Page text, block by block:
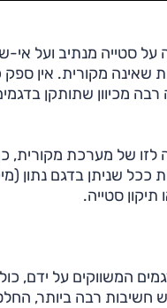
על סטייה מנתיב ועל
שאינה מקורית. אין
מכיוון שתותקן
זכתה – עד סוף 2019 – להטבת מס זהה לזו
שניתן בדגם נתון
סטייה.
המשווקים על ידם,
חשיבות רבה ביותר,